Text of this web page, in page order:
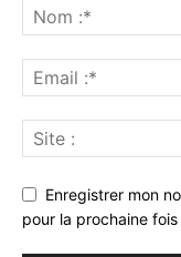
Enregistrer mon
pour la prochaine